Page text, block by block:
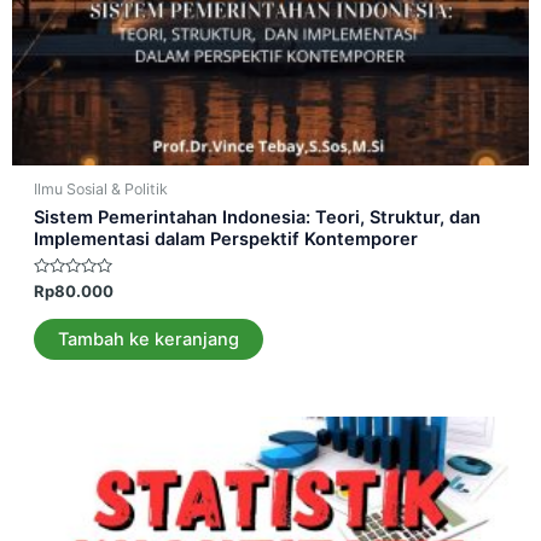
Ilmu Sosial & Politik
Sistem Pemerintahan Indonesia: Teori, Struktur, dan
Implementasi dalam Perspektif Kontemporer
Dinilai
dari
5
Rp80.000
Tambah ke keranjang